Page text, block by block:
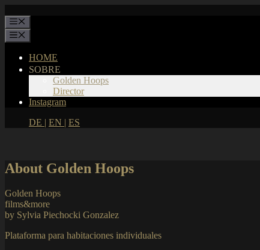
al
contenido
HOME
SOBRE
Golden Hoops
Director
Instagram
DE | EN | ES
About Golden Hoops
Golden Hoops
films&more
by Sylvia Piechocki Gonzalez
Plataforma para habitaciones individuales